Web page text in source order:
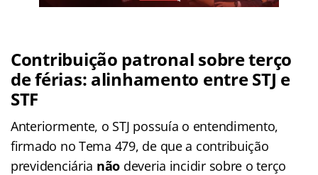
Contribuição patronal sobre terço
de férias: alinhamento entre STJ e
STF
Anteriormente, o STJ possuía o entendimento,
firmado no Tema 479, de que a contribuição
previdenciária não deveria incidir sobre o terço